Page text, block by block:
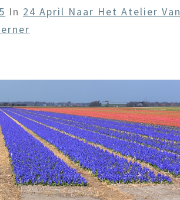
In 24 April Naar Het Atelier Van